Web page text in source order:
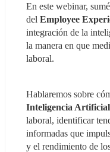
En este webinar,
del Employee
integración de la
la manera en que
laboral.
Inteligencia Artificial
laboral, identificar
informadas que
y el rendimiento de